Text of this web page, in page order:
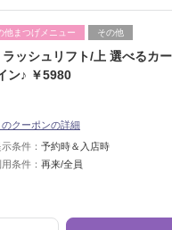
他まつげメニュー その他
ラッシュリフト/上 選べるカ
ン♪ ￥5980
のクーポンの詳細
条件： 予約時＆入店時
条件： 再来/全員